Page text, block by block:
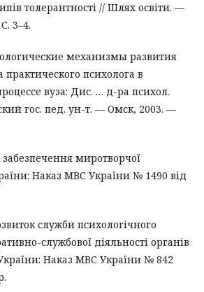
толерантності // Шлях освіти. —
3–4.
механизмы развития
психолога в
вуза: Дис. … д-ра психол.
гос. пед. ун-т. — Омск, 2003. —
миротворчої
Наказ МВС України № 1490 від
служби психологічного
службової діяльності органів
Наказ МВС України № 842